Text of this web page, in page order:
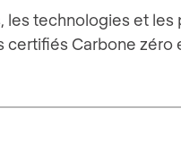
technologies et
Carbone zéro